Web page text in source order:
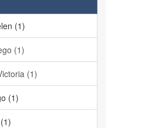
(1)
(1)
(1)
(1)